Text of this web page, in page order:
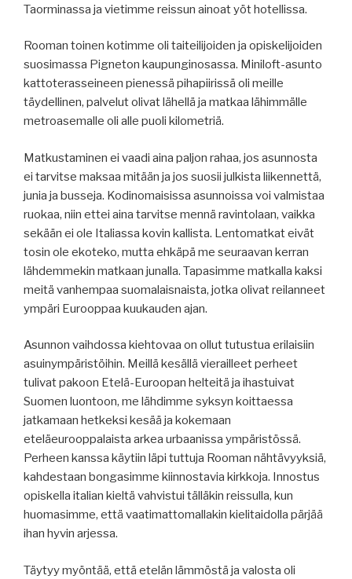
Taorminassa ja vietimme reissun ainoat yöt hotellissa.
Rooman toinen kotimme oli taiteilijoiden ja opiskelijoiden
suosimassa Pigneton kaupunginosassa. Miniloft-asunto
kattoterasseineen pienessä pihapiirissä oli meille
täydellinen, palvelut olivat lähellä ja matkaa lähimmälle
metroasemalle oli alle puoli kilometriä.
Matkustaminen ei vaadi aina paljon rahaa, jos asunnosta
ei tarvitse maksaa mitään ja jos suosii julkista liikennettä,
junia ja busseja. Kodinomaisissa asunnoissa voi valmistaa
ruokaa, niin ettei aina tarvitse mennä ravintolaan, vaikka
sekään ei ole Italiassa kovin kallista. Lentomatkat eivät
tosin ole ekoteko, mutta ehkäpä me seuraavan kerran
lähdemmekin matkaan junalla. Tapasimme matkalla kaksi
meitä vanhempaa suomalaisnaista, jotka olivat reilanneet
ympäri Eurooppaa kuukauden ajan.
Asunnon vaihdossa kiehtovaa on ollut tutustua erilaisiin
asuinympäristöihin. Meillä kesällä vierailleet perheet
tulivat pakoon Etelä-Euroopan helteitä ja ihastuivat
Suomen luontoon, me lähdimme syksyn koittaessa
jatkamaan hetkeksi kesää ja kokemaan
eteläeurooppalaista arkea urbaanissa ympäristössä.
Perheen kanssa käytiin läpi tuttuja Rooman nähtävyyksiä,
kahdestaan bongasimme kiinnostavia kirkkoja. Innostus
opiskella italian kieltä vahvistui tälläkin reissulla, kun
huomasimme, että vaatimattomallakin kielitaidolla pärjää
ihan hyvin arjessa.
Täytyy myöntää, että etelän lämmöstä ja valosta oli